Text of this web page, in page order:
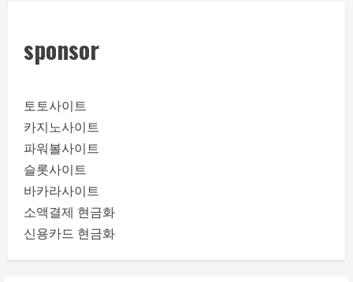
sponsor
토토사이트
카지노사이트
파워볼사이트
슬롯사이트
바카라사이트
소액결제 현금화
신용카드 현금화